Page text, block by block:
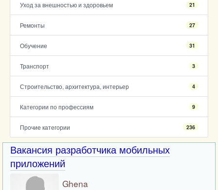
Уход за внешностью и здоровьем 21
Ремонты 27
Обучение 31
Транспорт 3
Строительство, архитектура, интерьер 4
Категории по профессиям 9
Прочие категории 236
Вакансия разработчика мобильных
приложений
Ghena